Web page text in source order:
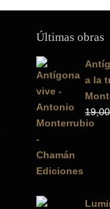
Últimas obras
a la
19,00